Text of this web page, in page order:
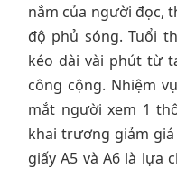
nắm của người đọc,
độ phủ sóng. Tuổi
kéo dài vài phút từ
công cộng. Nhiệm
mắt người xem 1
khai trương giảm giá
giấy A5 và A6 là lựa